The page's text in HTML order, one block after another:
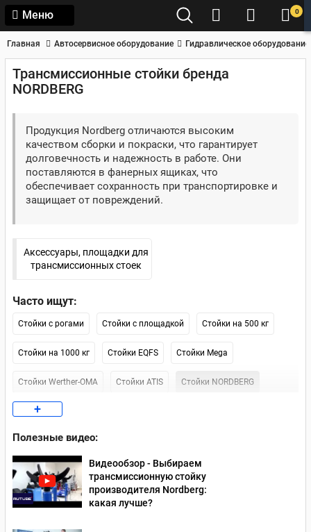
Меню 0
Главная Автосервисное оборудование Гидравлическое оборудование
Трансмиссионные стойки бренда
NORDBERG
Продукция Nordberg отличаются высоким
качеством сборки и покраски, что гарантирует
долговечность и надежность в работе. Они
поставляются в фанерных ящиках, что
обеспечивает сохранность при транспортировке и
защищает от повреждений.
Аксессуары, площадки для
трансмиссионных стоек
Часто ищут:
Стойки с рогами Стойки с площадкой Стойки на 500 кг
Стойки на 1000 кг Стойки EQFS Стойки Mega
Стойки Werther-OMA Стойки ATIS Стойки NORDBERG
Стойки Kraftwell
Стойки на 300 кг
+
Полезные видео:
Видеообзор - Выбираем
трансмиссионную стойку
производителя Nordberg:
какая лучше?